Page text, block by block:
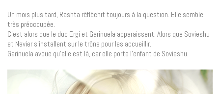
Un mois plus tard, Rashta réfléchit toujours à la question. Elle semble
très préoccupée.
C’est alors que le duc Ergi et Garinuela apparaissent. Alors que Sovieshu
et Navier s’installent sur le trône pour les accueillir.
Garinuela avoue qu’elle est là, car elle porte l’enfant de Sovieshu.